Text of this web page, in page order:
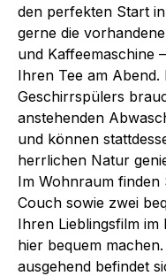
den perfekten Start
gerne die
und Kaffeemaschine
Ihren Tee am
Geschirrspülers
anstehenden
und können
herrlichen Natur
Im Wohnraum finden
Couch sowie zwei
Ihren Lieblingsfilm im
hier bequem
ausgehend befindet